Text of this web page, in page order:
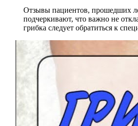
Отзывы пациентов, прошедших
подчеркивают, что важно не
грибка следует обратиться к